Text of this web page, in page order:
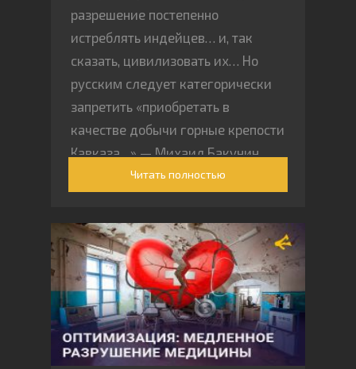
разрешение постепенно
истреблять индейцев… и, так
сказать, цивилизовать их… Но
русским следует категорически
запретить «приобретать в
качестве добычи горные крепости
Кавказа…» — Михаил Бакунин
Читать полностью